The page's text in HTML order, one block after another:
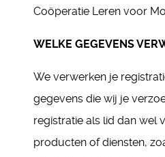
Coöperatie Leren voor
WELKE GEGEVENS
We verwerken je
gegevens die wij je
registratie als lid dan wel
producten of diensten,